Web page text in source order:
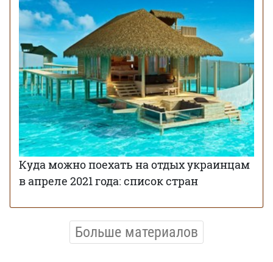
Куда можно поехать на отдых украинцам
в апреле 2021 года: список стран
Больше материалов